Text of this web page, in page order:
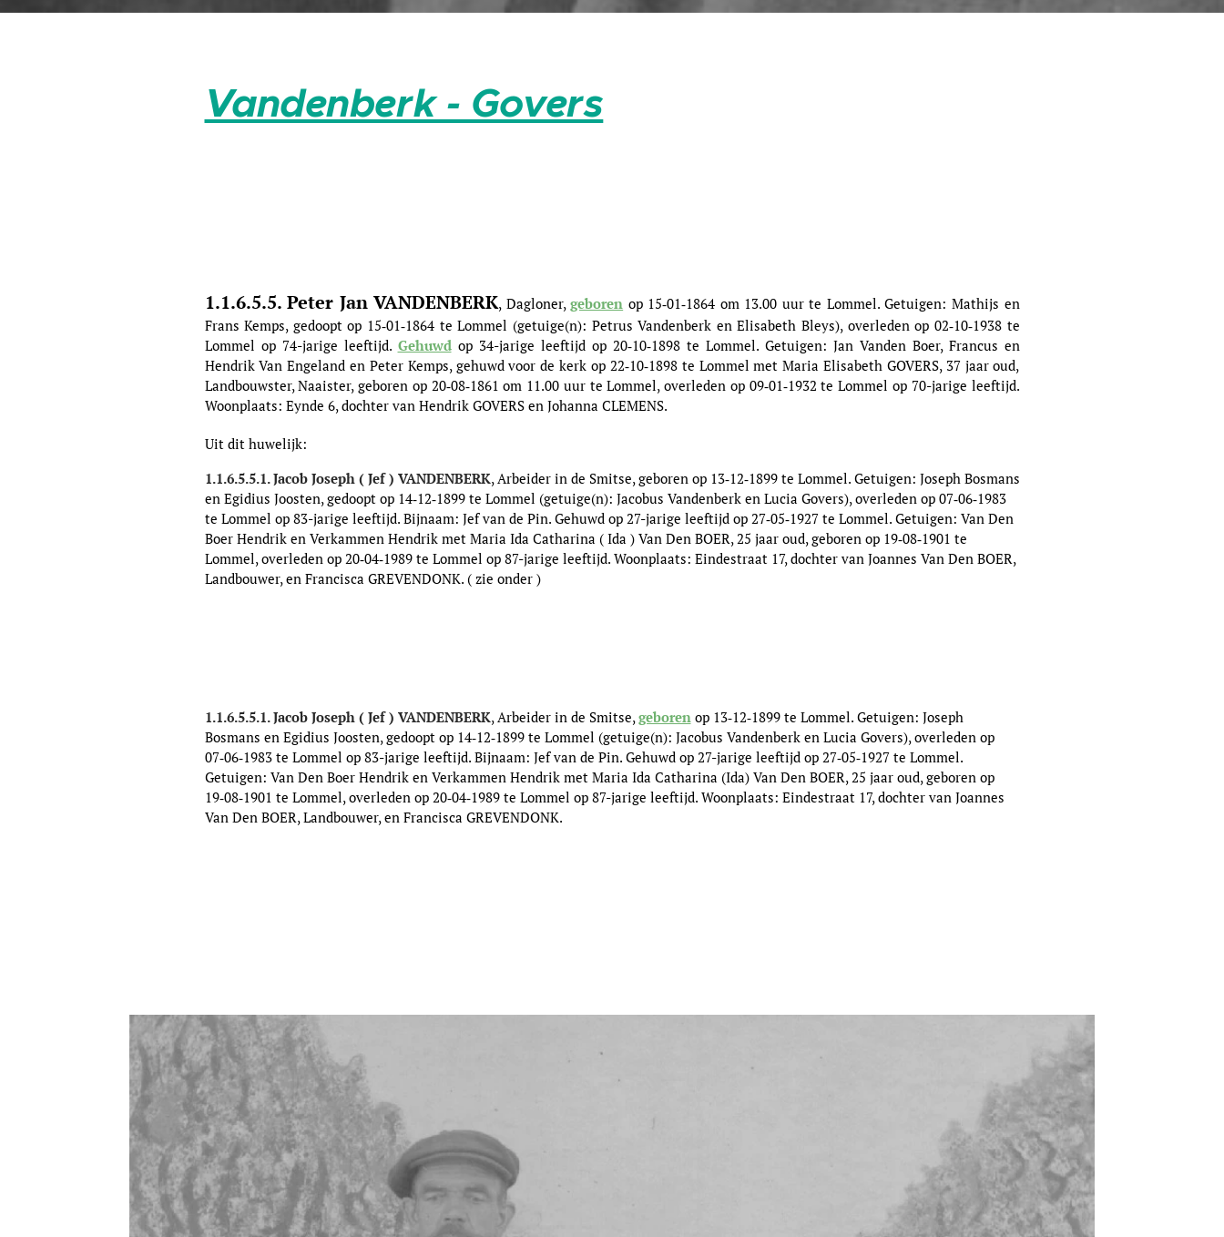
Vandenberk - Govers
1.1.6.5.5. Peter Jan VANDENBERK, Dagloner,geboren op 15‑01‑1864 om 13.00 uur te Lommel. Getuigen: Mathijs en
Frans Kemps, gedoopt op 15‑01‑1864 te Lommel (getuige(n): Petrus Vandenberk en Elisabeth Bleys), overleden op 02‑10‑1938 te
Lommel op 74-jarige leeftijd. Gehuwdop 34-jarige leeftijd op 20‑10‑1898 te Lommel. Getuigen: Jan Vanden Boer, Francus en
Hendrik Van Engeland en Peter Kemps, gehuwd voor de kerk op 22‑10‑1898 te Lommel met Maria Elisabeth GOVERS, 37 jaar oud,
Landbouwster, Naaister, geboren op 20‑08‑1861 om 11.00 uur te Lommel, overleden op 09‑01‑1932 te Lommel op 70-jarige leeftijd.
Woonplaats: Eynde 6, dochter van Hendrik GOVERS en Johanna CLEMENS.
Uit dit huwelijk:
1.1.6.5.5.1. Jacob Joseph ( Jef ) VANDENBERK, Arbeider in de Smitse, geboren op 13‑12‑1899 te Lommel. Getuigen: Joseph Bosmans
en Egidius Joosten, gedoopt op 14‑12‑1899 te Lommel (getuige(n): Jacobus Vandenberk en Lucia Govers), overleden op 07‑06‑1983
te Lommel op 83-jarige leeftijd. Bijnaam: Jef van de Pin. Gehuwd op 27-jarige leeftijd op 27‑05‑1927 te Lommel. Getuigen: Van Den
Boer Hendrik en Verkammen Hendrik met Maria Ida Catharina ( Ida ) Van Den BOER, 25 jaar oud, geboren op 19‑08‑1901 te
Lommel, overleden op 20‑04‑1989 te Lommel op 87-jarige leeftijd. Woonplaats: Eindestraat 17, dochter van Joannes Van Den BOER,
Landbouwer, en Francisca GREVENDONK. ( zie onder )
1.1.6.5.5.1. Jacob Joseph ( Jef ) VANDENBERK, Arbeider in de Smitse,geborenop 13‑12‑1899 te Lommel. Getuigen: Joseph
Bosmans en Egidius Joosten, gedoopt op 14‑12‑1899 te Lommel (getuige(n): Jacobus Vandenberk en Lucia Govers), overleden op
07‑06‑1983 te Lommel op 83-jarige leeftijd. Bijnaam: Jef van de Pin. Gehuwd op 27-jarige leeftijd op 27‑05‑1927 te Lommel.
Getuigen: Van Den Boer Hendrik en Verkammen Hendrik met Maria Ida Catharina (Ida) Van Den BOER, 25 jaar oud, geboren op
19‑08‑1901 te Lommel, overleden op 20‑04‑1989 te Lommel op 87-jarige leeftijd. Woonplaats: Eindestraat 17, dochter van Joannes
Van Den BOER, Landbouwer, en Francisca GREVENDONK.